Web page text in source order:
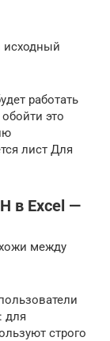
исходный
работать
это
лист Для
Excel —
между
для
строго